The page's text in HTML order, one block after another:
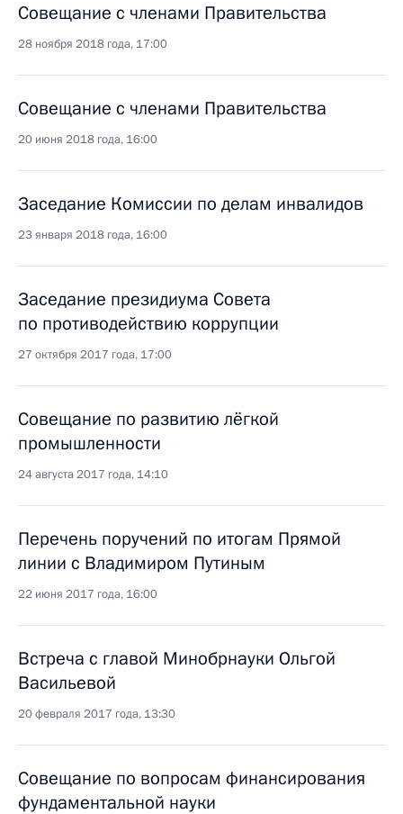
Совещание с членами Правительства
28 ноября 2018 года, 17:00
Совещание с членами Правительства
20 июня 2018 года, 16:00
Заседание Комиссии по делам инвалидов
23 января 2018 года, 16:00
Заседание президиума Совета
по противодействию коррупции
27 октября 2017 года, 17:00
Совещание по развитию лёгкой
промышленности
24 августа 2017 года, 14:10
Перечень поручений по итогам Прямой
линии с Владимиром Путиным
22 июня 2017 года, 16:00
Встреча с главой Минобрнауки Ольгой
Васильевой
20 февраля 2017 года, 13:30
Совещание по вопросам финансирования
фундаментальной науки